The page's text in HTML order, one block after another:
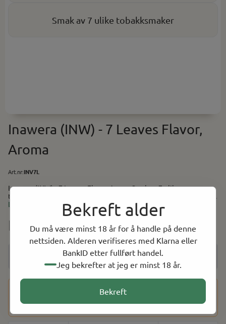
Bekreft alder
Du må være minst 18 år for å handle på denne
nettsiden. Alderen verifiseres med Klarna eller
BankID etter fullført handel.
Jeg bekrefter at jeg er minst 18 år.
Bekreft
Smak av 7 ulike tobakksmaker
Inawera (INW) - 7 Leaves Flavor,
Aroma
Art.nr:INV7L
Inawera (INW) - 7 Leaves Flavor, Aroma Smak av 7 ulike
tobakksmaker. Anbefalt i miks: 2-5% Baser (PG/VG) finner du her.
Utstyr og tilbehør til selvblanding finner du her.
Les mer
NOK 49.00
Dette produktet har en aldersbegrensning på 18 år. Etter at
du har fullført kjøpet, vil du bli bedt om å bekrefte alderen